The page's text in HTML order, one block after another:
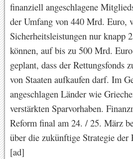
finanziell angeschlagene
der Umfang von 440 Mrd. Euro,
Sicherheitsleistungen nur knapp
können, auf bis zu 500 Mrd.
geplant, dass der Rettungsfonds
von Staaten aufkaufen darf. Im
angeschlagen Länder wie
verstärkten Sparvorhaben.
Reform final am 24. / 25. März
über die zukünftige Strategie der
[ad]